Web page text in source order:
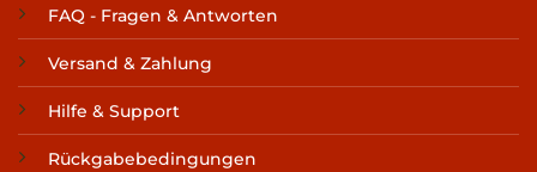
FAQ - Fragen & Antworten
Versand & Zahlung
Hilfe & Support
Rückgabebedingungen